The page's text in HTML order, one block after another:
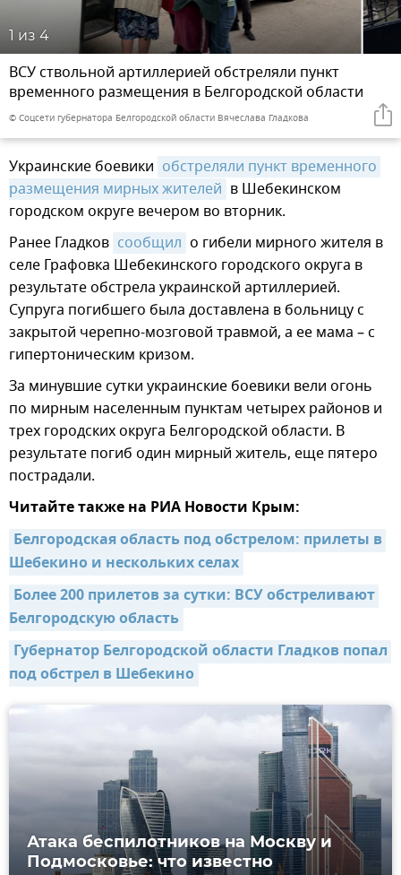
1 из 4
ВСУ ствольной артиллерией обстреляли пункт
временного размещения в Белгородской области
© Соцсети губернатора Белгородской области Вячеслава Гладкова
Украинские боевики обстреляли пункт временного
размещения мирных жителей в Шебекинском
городском округе вечером во вторник.
Ранее Гладков сообщил о гибели мирного жителя в
селе Графовка Шебекинского городского округа в
результате обстрела украинской артиллерией.
Супруга погибшего была доставлена в больницу с
закрытой черепно-мозговой травмой, а ее мама – с
гипертоническим кризом.
За минувшие сутки украинские боевики вели огонь
по мирным населенным пунктам четырех районов и
трех городских округа Белгородской области. В
результате погиб один мирный житель, еще пятеро
пострадали.
Читайте также на РИА Новости Крым:
Белгородская область под обстрелом: прилеты в
Шебекино и нескольких селах
Более 200 прилетов за сутки: ВСУ обстреливают
Белгородскую область
Губернатор Белгородской области Гладков попал
под обстрел в Шебекино
Атака беспилотников на Москву и
Подмосковье: что известно